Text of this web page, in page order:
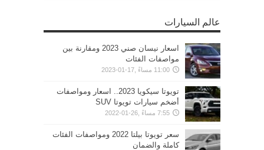
عالم السيارات
اسعار نيسان صني 2023 ومقارنة بين
مواصفات الفئات
11:00 مساءً ,17-01-2023
تويوتا سيكويا 2023.. اسعار ومواصفات
أضخم سيارات تويوتا SUV
7:55 مساءً ,26-01-2022
سعر تويوتا بيلتا 2022 ومواصفات الفئات
كاملة والضمان